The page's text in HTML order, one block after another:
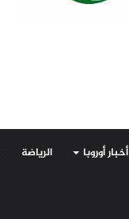
أخبار أوروبا الرياضة